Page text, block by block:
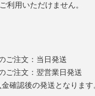
利用いただけません。
ご注文：当日発送
ご注文：翌営業日発送
確認後の発送となります